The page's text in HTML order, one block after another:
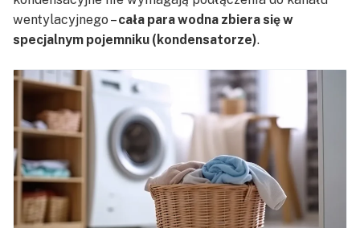
wentylacyjnego –cała para wodna zbiera się w
specjalnym pojemniku (kondensatorze).